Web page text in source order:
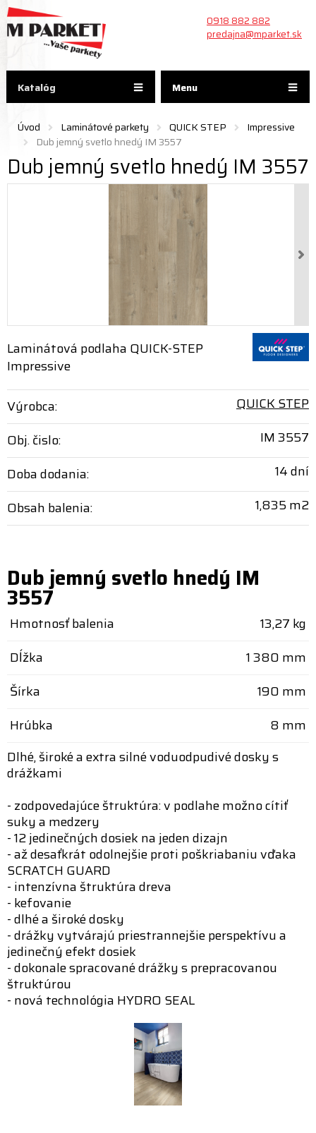
Menu
0918 882 882
predajna@mparket.sk
Úvod Laminátové parkety QUICK STEP
Impressive
Dub jemný svetlo hnedý IM 3557
Dub jemný svetlo hnedý IM 3557
Laminátová podlaha QUICK-STEP
Impressive
Výrobca:
QUICK STEP
Obj. čislo:
IM 3557
Doba dodania:
14 dní
Obsah balenia:
1,835 m2
Dub jemný svetlo hnedý IM
3557
Hmotnosť balenia
13,27 kg
Dĺžka
1 380 mm
Šírka
190 mm
Hrúbka
8 mm
Dlhé, široké a extra silné voduodpudivé dosky s
drážkami
- zodpovedajúce štruktúra: v podlahe možno cítiť
suky a medzery
- 12 jedinečných dosiek na jeden dizajn
- až desaťkrát odolnejšie proti poškriabaniu vďaka
SCRATCH GUARD
- intenzívna štruktúra dreva
- kefovanie
- dlhé a široké dosky
- drážky vytvárajú priestrannejšie perspektívu a
jedinečný efekt dosiek
- dokonale spracované drážky s prepracovanou
štruktúrou
- nová technológia HYDRO SEAL
Katalóg